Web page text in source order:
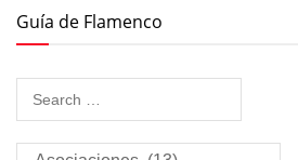
Guía de Flamenco